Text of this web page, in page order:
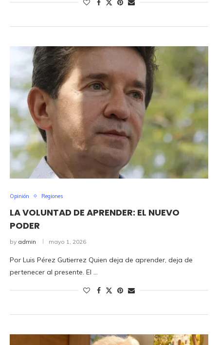
Opinión Regiones
LA VOLUNTAD DE APRENDER: EL NUEVO
PODER
by admin mayo 1, 2026
Por Luis Pérez Gutierrez Quien deja de aprender, deja de
pertenecer al presente. El …